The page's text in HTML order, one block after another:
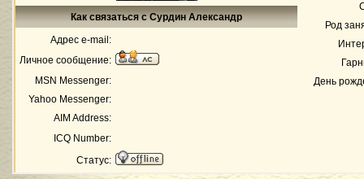
Род
День
Как связаться с Сурдин Александр
Адрес e-mail:
Личное сообщение:
MSN Messenger:
Yahoo Messenger:
AIM Address:
ICQ Number:
Статус: